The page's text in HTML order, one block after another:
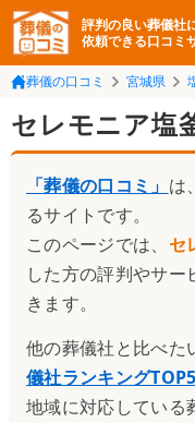
評判の良い葬儀社
依頼できる口コミ
葬儀の口コミ 宮城県
セレモニア塩
「葬儀の口コミ」 は
るサイトです。
このページでは、 セ
した方の評判やサ
きます。
他の葬儀社と比べた
儀社ランキングTOP5
地域に対応している